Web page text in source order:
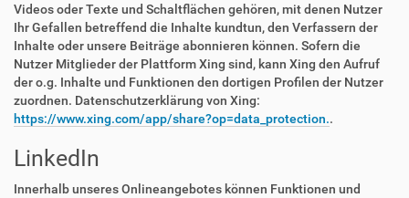
Videos oder Texte und Schaltflächen gehören, mit denen Nutzer
Ihr Gefallen betreffend die Inhalte kundtun, den Verfassern der
Inhalte oder unsere Beiträge abonnieren können. Sofern die
Nutzer Mitglieder der Plattform Xing sind, kann Xing den Aufruf
der o.g. Inhalte und Funktionen den dortigen Profilen der Nutzer
zuordnen. Datenschutzerklärung von Xing:
https://www.xing.com/app/share?op=data_protection..
LinkedIn
Innerhalb unseres Onlineangebotes können Funktionen und